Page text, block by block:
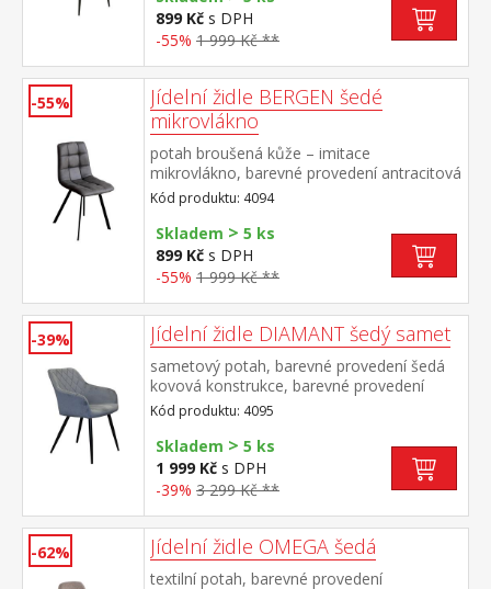
899 Kč s DPH
-55% 1 999 Kč **
-55%
Jídelní židle BERGEN šedé
mikrovlákno
potah broušená kůže – imitace
mikrovlákno, barevné provedení antracitová
kovová konstrukce, barevné provedení
černá výška sedu 51 cm
Kód produktu: 4094
Skladem > 5 ks
899 Kč s DPH
-55% 1 999 Kč **
-39% Jídelní židle DIAMANT šedý samet
sametový potah, barevné provedení šedá
kovová konstrukce, barevné provedení
černá výška sedu 51 cm, hloubka sedu 45,5
cm šířka sedu v zadní nejužší části 36 cm, v
přední části 42 cmvhodná ke stolu BERGEN
dub 4090
Kód produktu: 4095
Skladem > 5 ks
1 999 Kč s DPH
-39% 3 299 Kč **
-62% Jídelní židle OMEGA šedá
textilní potah, barevné provedení